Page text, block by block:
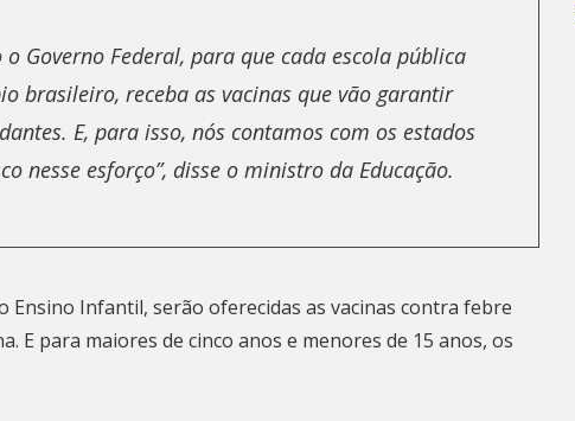
Governo Federal, para que cada escola pública
brasileiro, receba as vacinas que vão garantir
E, para isso, nós contamos com os estados
nesse esforço”, disse o ministro da Educação.
Ensino Infantil, serão oferecidas as vacinas contra febre
E para maiores de cinco anos e menores de 15 anos, os